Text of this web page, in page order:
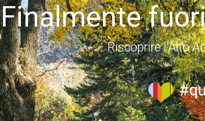
Finalmente
Riscoprire l'Alto